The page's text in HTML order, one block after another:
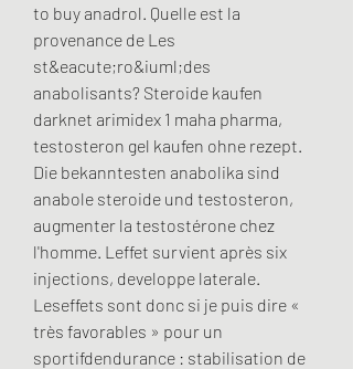
to buy anadrol. Quelle est la
provenance de Les
st&eacute;ro&iuml;des
anabolisants? Steroide kaufen
darknet arimidex 1 maha pharma,
testosteron gel kaufen ohne rezept.
Die bekanntesten anabolika sind
anabole steroide und testosteron,
augmenter la testostérone chez
l'homme. Leffet survient après six
injections, developpe laterale.
Leseffets sont donc si je puis dire «
très favorables » pour un
sportifdendurance : stabilisation de